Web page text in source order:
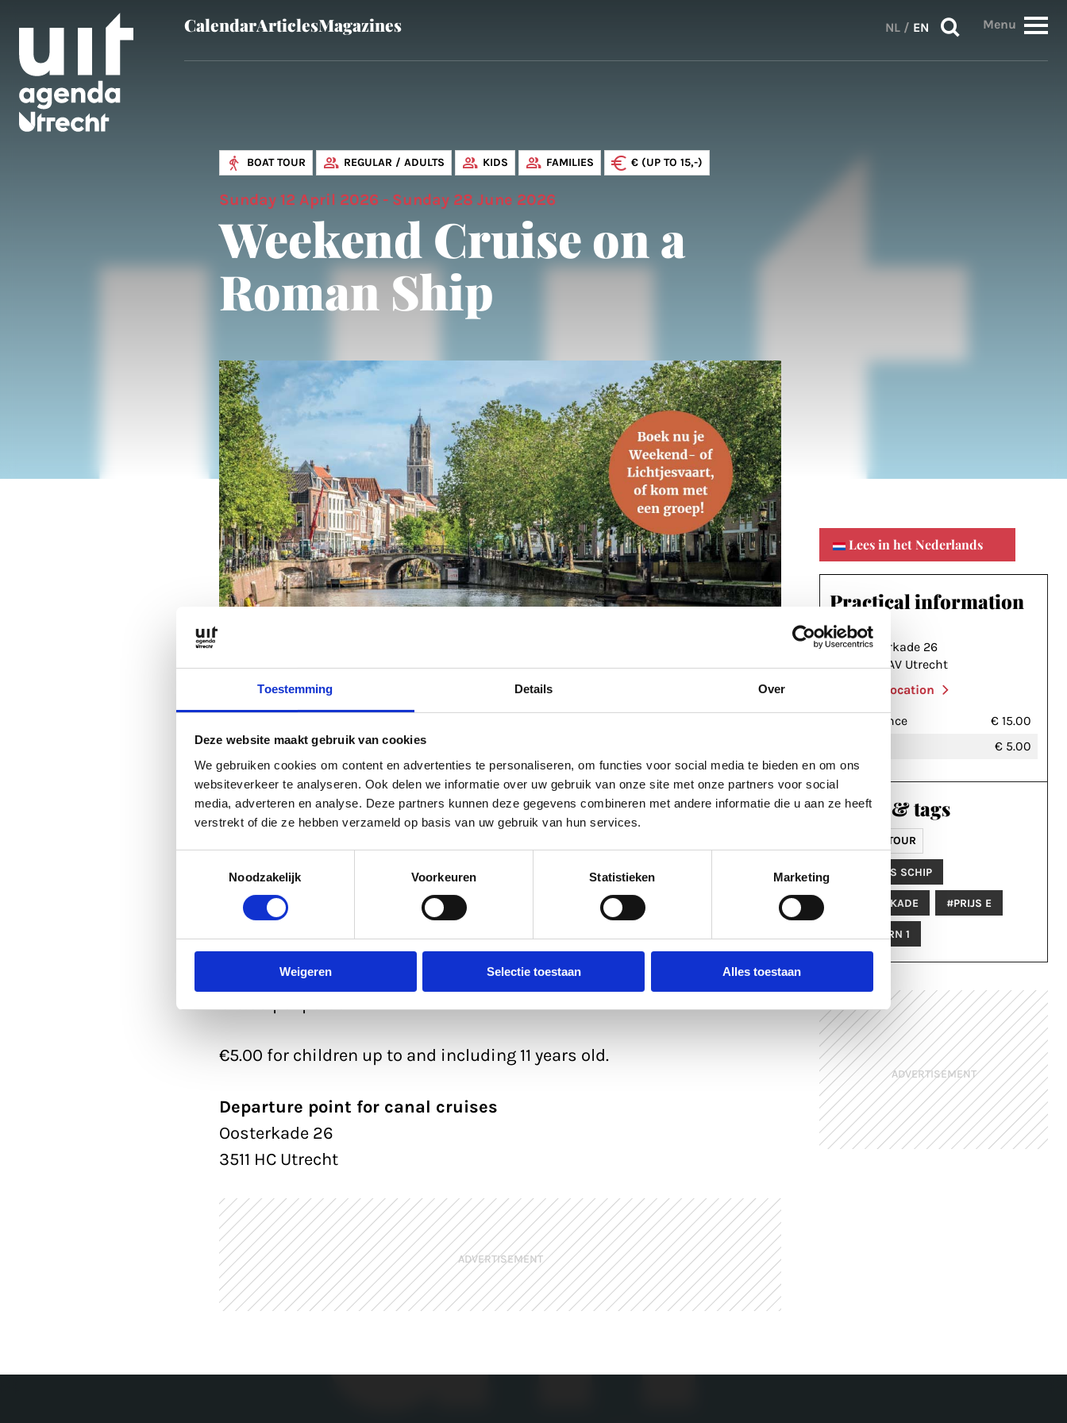
Toestemming Details Over
Deze website maakt gebruik van cookies
We gebruiken cookies om content en advertenties te personaliseren, om functies voor social media te bieden en om ons
websiteverkeer te analyseren. Ook delen we informatie over uw gebruik van onze site met onze partners voor social
media, adverteren en analyse. Deze partners kunnen deze gegevens combineren met andere informatie die u aan ze heeft
verstrekt of die ze hebben verzameld op basis van uw gebruik van hun services.
Noodzakelijk
Voorkeuren Statistieken Marketing
Weigeren Selectie toestaan Alles toestaan
Skip to main content CalendarArticlesMagazines NL / EN Menu
BOAT TOUR REGULAR / ADULTS KIDS FAMILIES € (UP TO 15,-)
Sunday 12 April 2026 - Sunday 28 June 2026
Weekend Cruise on a
Roman Ship
During this special 75-minute canal cruise, you travel through
time, from the Roman Limes to the modern Hoog Catharijne.
Enjoy an atmospheric journey along the beautiful canals of
Utrecht.
From 12 April to 28 June 2026 on Saturday and Sunday
afternoons.
€15.00 per person
€5.00 for children up to and including 11 years old.
Departure point for canal cruises
Oosterkade 26
3511 HC Utrecht
ADVERTISEMENT
Lees in het Nederlands
Practical information
Oosterkade 26
3582 AV Utrecht
View location
Entrance
€ 15.00
€ 5.00
Labels & tags
BOAT TOUR
#ROMEINS SCHIP
#OOSTERKADE #PRIJS E
#DE MEERN 1
ADVERTISEMENT